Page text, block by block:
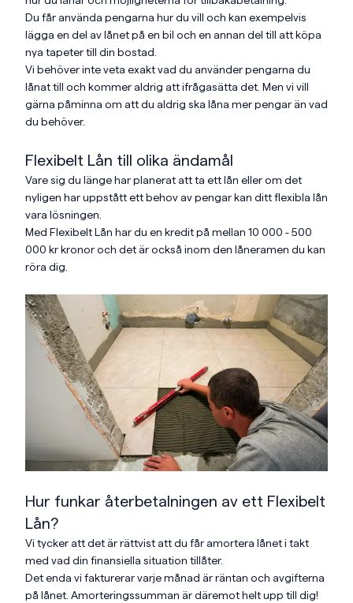
Du får använda pengarna hur du vill och kan exempelvis
lägga en del av lånet på en bil och en annan del till att köpa
nya tapeter till din bostad.
Vi behöver inte veta exakt vad du använder pengarna du
lånat till och kommer aldrig att ifrågasätta det. Men vi vill
gärna påminna om att du aldrig ska låna mer pengar än vad
du behöver.
Flexibelt Lån till olika ändamål
Vare sig du länge har planerat att ta ett lån eller om det
nyligen har uppstått ett behov av pengar kan ditt flexibla lån
vara lösningen.
Med Flexibelt Lån har du en kredit på mellan 10 000 - 500
000 krkronor och det är också inom den låneramen du kan
röra dig.
Hur funkar återbetalningen av ett Flexibelt
Lån?
Vi tycker att det är rättvist att du får amortera lånet i takt
med vad din finansiella situation tillåter.
Det enda vi fakturerar varje månad är räntan och avgifterna
på lånet. Amorteringssumman är däremot helt upp till dig!